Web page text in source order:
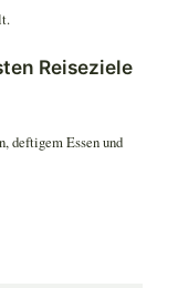
Reiseziele
deftigem Essen und